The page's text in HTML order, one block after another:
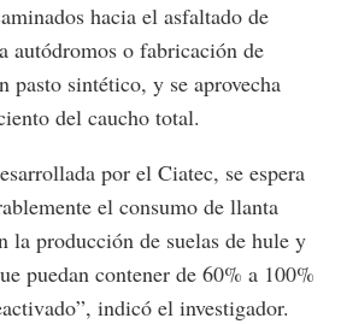
hacia el asfaltado de
autódromos o fabricación de
pasto sintético, y se aprovecha
del caucho total.
por el Ciatec, se espera
el consumo de llanta
la producción de suelas de hule y
puedan contener de 60% a 100%
indicó el investigador.